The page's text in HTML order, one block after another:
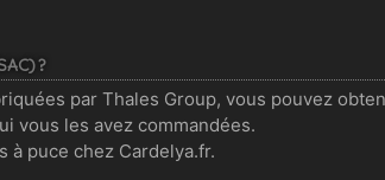
?
par Thales Group, vous pouvez
vous les avez commandées.
à puce chez Cardelya.fr.